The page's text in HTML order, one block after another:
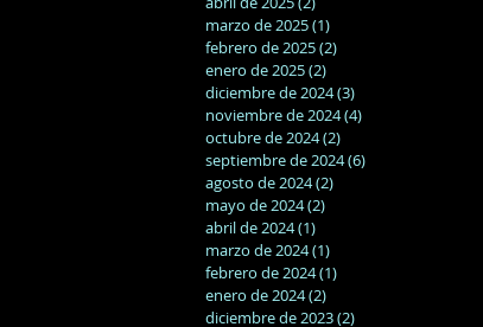
marzo de 2025(1)
febrero de 2025(2)
enero de 2025(2)
diciembre de 2024(3)
noviembre de 2024(4)
octubre de 2024(2)
septiembre de 2024(6)
agosto de 2024(2)
mayo de 2024(2)
abril de 2024(1)
marzo de 2024(1)
febrero de 2024(1)
enero de 2024(2)
diciembre de 2023(2)